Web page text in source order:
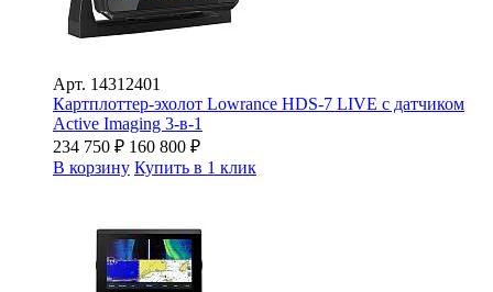
Арт. 14312401
Картплоттер-эхолот Lowrance HDS-7 LIVE с датчиком
Active Imaging 3-в-1
234 750 ₽ 160 800 ₽
В корзину Купить в 1 клик